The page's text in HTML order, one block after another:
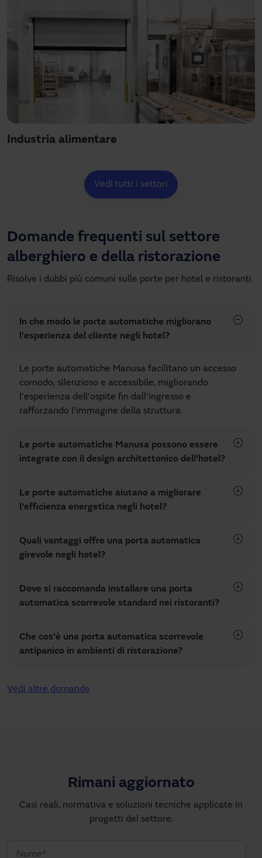
Industria alimentare
Vedi tutti i settori
Domande frequenti sul settore
alberghiero e della ristorazione
Risolve i dubbi più comuni sulle porte per hotel e ristoranti
In che modo le porte automatiche migliorano
l'esperienza del cliente negli hotel?
Le porte automatiche Manusa facilitano un accesso
comodo, silenzioso e accessibile, migliorando
l'esperienza dell'ospite fin dall'ingresso e
rafforzando l'immagine della struttura.
Le porte automatiche Manusa possono essere
integrate con il design architettonico dell'hotel?
Le porte automatiche aiutano a migliorare
l'efficienza energetica negli hotel?
Quali vantaggi offre una porta automatica
girevole negli hotel?
Dove si raccomanda installare una porta
automatica scorrevole standard nei ristoranti?
Che cos'è una porta automatica scorrevole
antipanico in ambienti di ristorazione?
Vedi altre domande
Rimani aggiornato
Casi reali, normativa e soluzioni tecniche applicate in
progetti del settore.